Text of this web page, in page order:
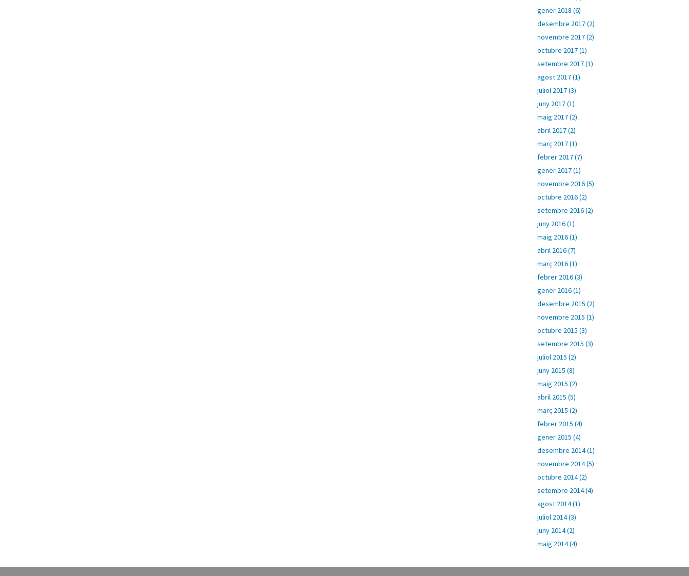
gener 2018 (6)
desembre 2017 (2)
novembre 2017 (2)
octubre 2017 (1)
setembre 2017 (1)
agost 2017 (1)
juliol 2017 (3)
juny 2017 (1)
maig 2017 (2)
abril 2017 (2)
març 2017 (1)
febrer 2017 (7)
gener 2017 (1)
novembre 2016 (5)
octubre 2016 (2)
setembre 2016 (2)
juny 2016 (1)
maig 2016 (1)
abril 2016 (7)
març 2016 (1)
febrer 2016 (3)
gener 2016 (1)
desembre 2015 (2)
novembre 2015 (1)
octubre 2015 (3)
setembre 2015 (3)
juliol 2015 (2)
juny 2015 (8)
maig 2015 (2)
abril 2015 (5)
març 2015 (2)
febrer 2015 (4)
gener 2015 (4)
desembre 2014 (1)
novembre 2014 (5)
octubre 2014 (2)
setembre 2014 (4)
agost 2014 (1)
juliol 2014 (3)
juny 2014 (2)
maig 2014 (4)